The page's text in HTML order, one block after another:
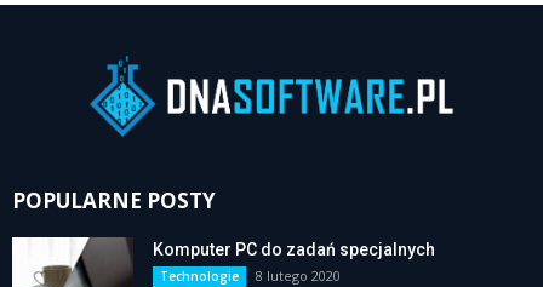
POPULARNE POSTY
Komputer PC do zadań specjalnych
Technologie 8 lutego 2020